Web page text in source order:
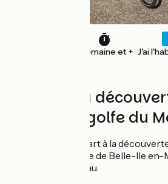
1 semaine et + J'ai
8 jours à la
joyaux du golfe du
Ce séjour à vélo part à la
Quiberon ainsi que de Belle-Ile en-
rejoignez en bateau.